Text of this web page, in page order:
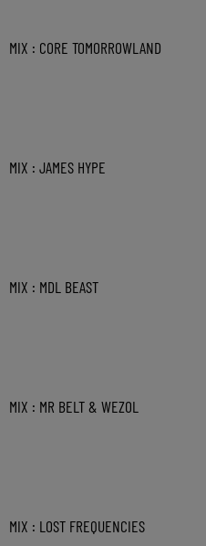
MIX : CORE TOMORROWLAND
MIX : JAMES HYPE
MIX : MDL BEAST
MIX : MR BELT & WEZOL
MIX : LOST FREQUENCIES